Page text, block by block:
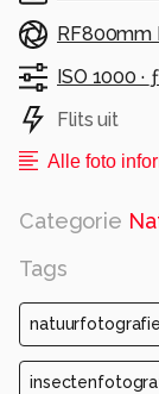
RF800mm
ISO 1000 ·
Flits uit
Alle foto
Categorie
Tags
natuurfotografie